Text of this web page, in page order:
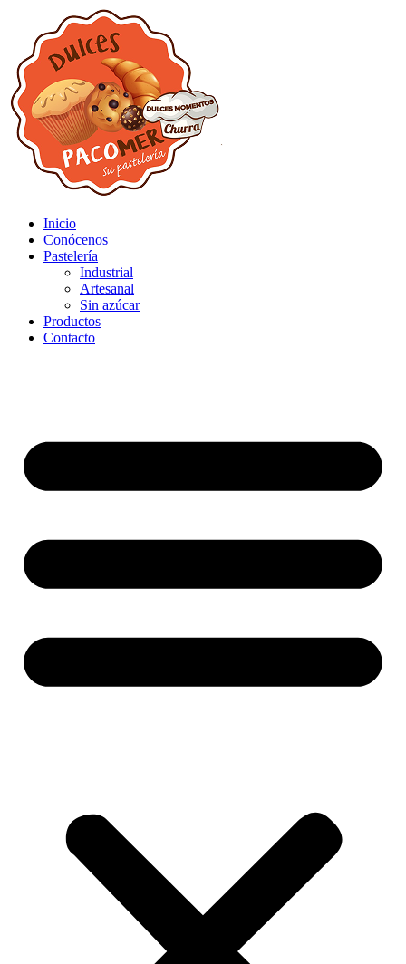
Inicio
Conócenos
Pastelería
Industrial
Artesanal
Sin azúcar
Productos
Contacto